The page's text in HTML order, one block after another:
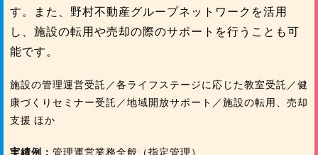
す。また、野村不動産グループネットワークを活用
し、施設の転用や売却の際のサポートを行うことも可
能です。
施設の管理運営受託／各ライフステージに応じた教室受託／健
康づくりセミナー受託／地域開放サポート／施設の転用、売却
支援 ほか
実績例： 管理運営業務全般（指定管理）